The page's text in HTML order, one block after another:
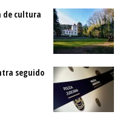
de cultura
seguido